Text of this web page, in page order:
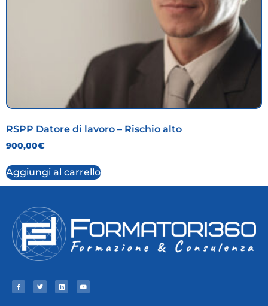
RSPP Datore di lavoro – Rischio alto
900,00€
Aggiungi al carrello